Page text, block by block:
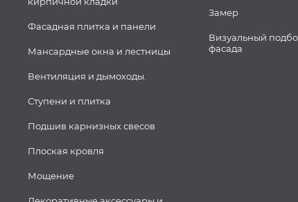
Фасадная плитка и панели
Мансардные окна и лестницы
Вентиляция и дымоходы.
Ступени и плитка
Подшив карнизных свесов
Плоская кровля
Мощение
Замер
Визуальный
фасада